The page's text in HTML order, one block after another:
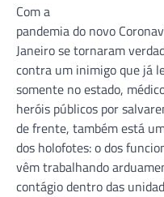
Com a
pandemia do novo
Janeiro se tornaram
contra um inimigo que já
somente no estado,
heróis públicos por
de frente, também está
dos holofotes: o dos
vêm trabalhando
contágio dentro das